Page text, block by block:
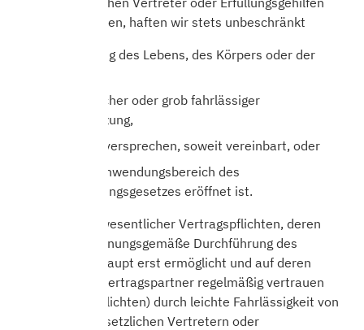
verursacht wurden, haften wir stets unbeschränkt
bei Verletzung des Lebens, des Körpers oder der
bei vorsätzlicher oder grob fahrlässiger
Pflichtverletzung,
bei Garantieversprechen, soweit vereinbart, oder
soweit der Anwendungsbereich des
Produkthaftungsgesetzes eröffnet ist.
Bei Verletzung wesentlicher Vertragspflichten, deren
Erfüllung die ordnungsgemäße Durchführung des
Vertrages überhaupt erst ermöglicht und auf deren
Einhaltung der Vertragspartner regelmäßig vertrauen
darf, (Kardinalpflichten) durch leichte Fahrlässigkeit von
uns, unseren gesetzlichen Vertretern oder